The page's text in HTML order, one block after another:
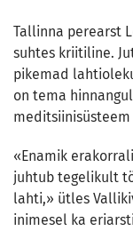
Tallinna perearst
suhtes kriitiline.
pikemad
on tema
«Enamik
juhtub tegelikult
lahti,» ütles
inimesel ka